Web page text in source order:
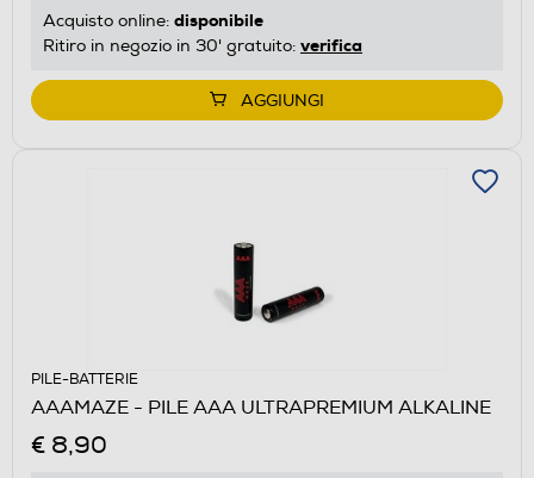
Acquisto online: disponibile
Ritiro in negozio in 30' gratuito: verifica
AGGIUNGI
PILE-BATTERIE
AAAMAZE - PILE AAA ULTRAPREMIUM ALKALINE
€ 8,90